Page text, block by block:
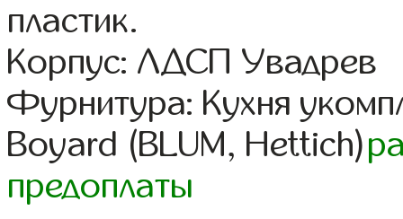
пластик.
Корпус: ЛДСП Увадрев
Фурнитура: Кухня
Boyard (BLUM, Hettich)
предоплаты